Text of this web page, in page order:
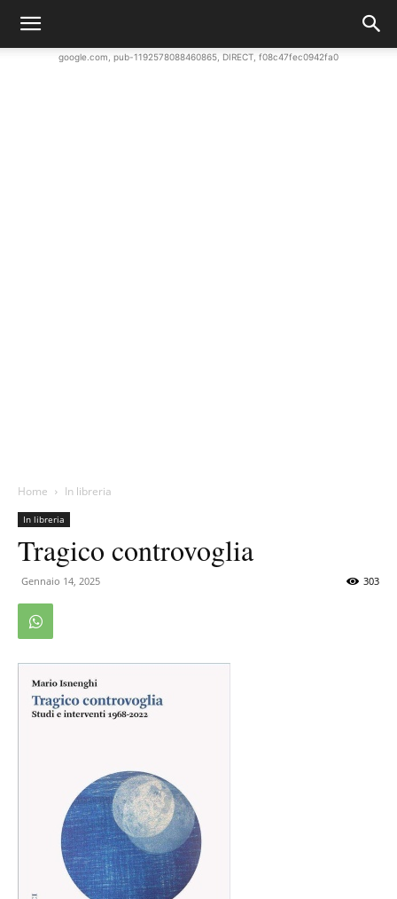
google.com, pub-1192578088460865, DIRECT, f08c47fec0942fa0
Home In libreria
In libreria
Tragico controvoglia
Gennaio 14, 2025 303